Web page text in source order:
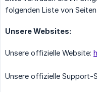
folgenden Liste von
Unsere Websites:
Unsere offizielle Website:
Unsere offizielle Support-